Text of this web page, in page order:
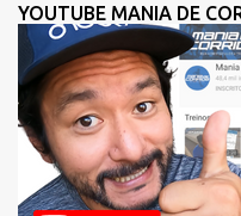
para uma melhor
mudança substitui o trecho
um novo trajeto na região do
Avenida Pacaembu, os
Abraão Ribeiro, passando
acessando a Avenida Norma
...
YOUTUBE MANIA DE